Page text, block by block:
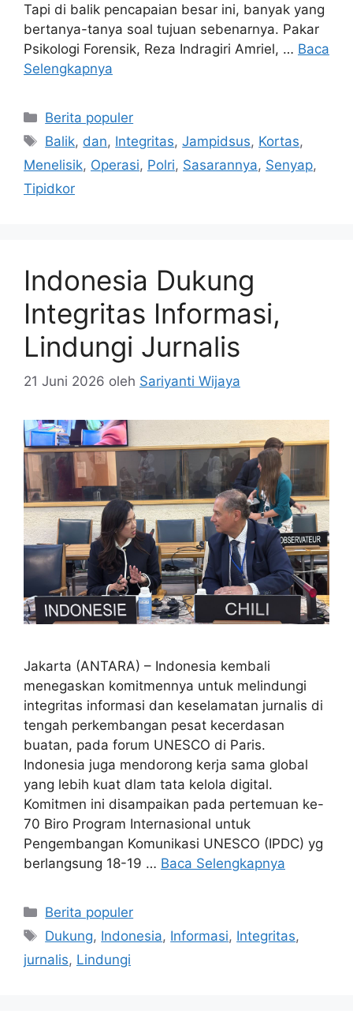
Tapi di balik pencapaian besar ini, banyak yang
bertanya-tanya soal tujuan sebenarnya. Pakar
Psikologi Forensik, Reza Indragiri Amriel, … Baca
Selengkapnya
Kategori
Berita populer
Tag
Balik, dan, Integritas,Jampidsus, Kortas,
Menelisik, Operasi, Polri, Sasarannya, Senyap,
Tipidkor
Indonesia Dukung
Integritas Informasi,
Lindungi Jurnalis
21 Juni 2026 oleh Sariyanti Wijaya
Jakarta (ANTARA) – Indonesia kembali
menegaskan komitmennya untuk melindungi
integritas informasi dan keselamatan jurnalis di
tengah perkembangan pesat kecerdasan
buatan, pada forum UNESCO di Paris.
Indonesia juga mendorong kerja sama global
yang lebih kuat dlam tata kelola digital.
Komitmen ini disampaikan pada pertemuan ke-
70 Biro Program Internasional untuk
Pengembangan Komunikasi UNESCO (IPDC) yg
berlangsung 18-19 … Baca Selengkapnya
Kategori
Berita populer
Tag
Dukung, Indonesia, Informasi, Integritas,
jurnalis, Lindungi